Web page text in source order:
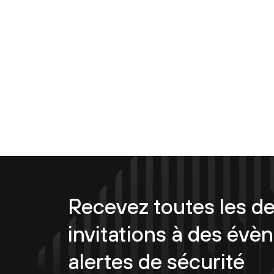
Recevez toutes les
invitations à des
alertes de sécurité